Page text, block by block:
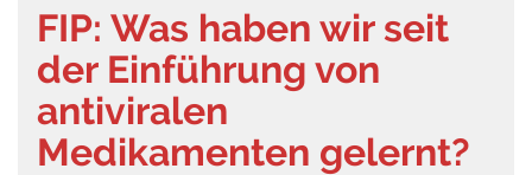
FIP: Was haben wir seit
der Einführung von
antiviralen
Medikamenten gelernt?